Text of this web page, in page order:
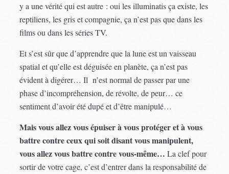
y a une vérité qui est autre : oui les illuminatis ça existe, les
reptiliens, les gris et compagnie, ça n’est pas que dans les
films ou dans les séries TV.
Et s’est sûr que d’apprendre que la lune est un vaisseau
spatial et qu’elle est déguisée en planète, ça n’est pas
évident à digérer… Il n’est normal de passer par une
phase d’incompréhension, de révolte, de peur… ce
sentiment d’avoir été dupé et d’être manipulé…
Mais vous allez vous épuiser à vous protéger et à vous
battre contre ceux qui soit disant vous manipulent,
vous allez vous battre contre vous-même… La clef pour
sortir de votre cage, c’est d’entrer dans la responsabilité de